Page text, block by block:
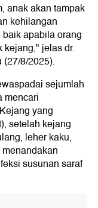
anak akan tampak
kehilangan
apabila orang
kejang," jelas dr.
8/2025).
sejumlah
mencari
yang
setelah kejang
leher kaku,
susunan saraf